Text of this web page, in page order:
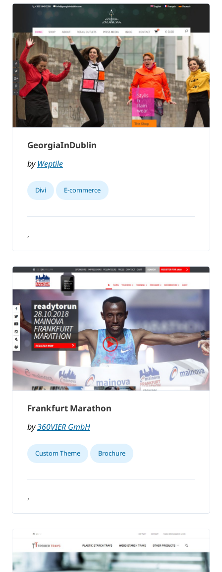
GeorgiaInDublin
byWeptile
Divi E-commerce
,
Frankfurt Marathon
by360VIER GmbH
Custom Theme Brochure
,